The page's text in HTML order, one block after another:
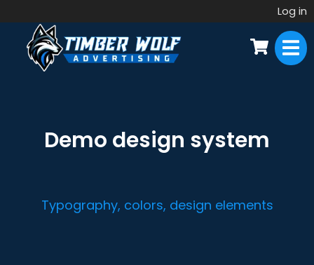
Log in
Demo design system
Typography, colors, design elements